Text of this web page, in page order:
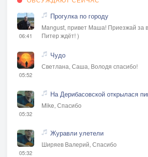
06:41
Прогулка по городу
Mangust, привет Маша! Приезжай за
Питер ждёт! )
05:52
Чудо
Светлана, Саша, Володя спасибо!
05:32
На Дерибасовской открылася
Mike, Спасибо
05:32
Журавли улетели
Ширяев Валерий, Спасибо